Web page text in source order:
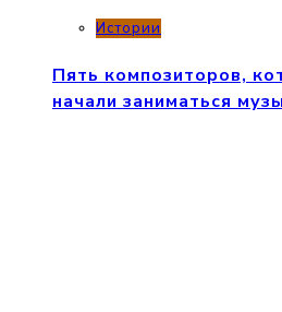
Истории
Пять композиторов,
начали заниматься